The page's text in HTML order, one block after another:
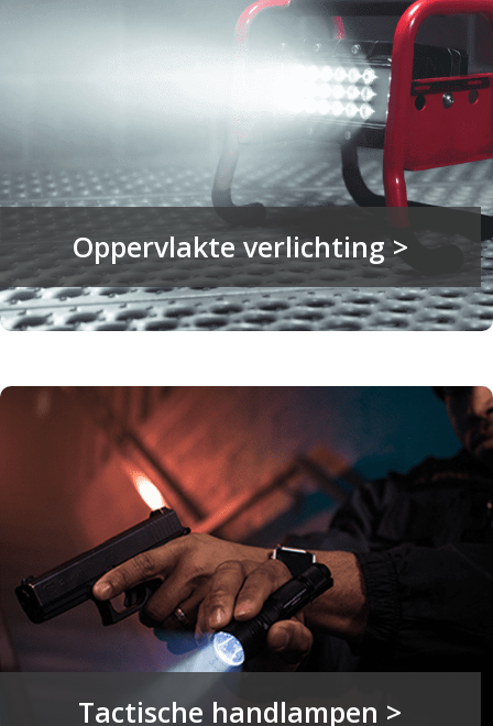
Oppervlakte verlichting >
Tactische handlampen >